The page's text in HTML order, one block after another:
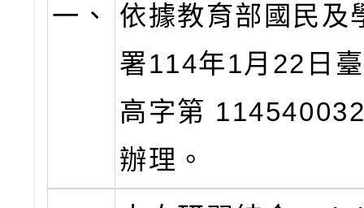
一、
依據教育部國民及
署114年1月22日
高字第
辦理。